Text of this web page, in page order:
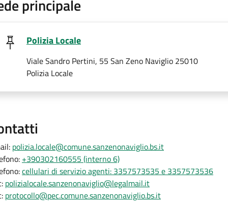
principale
Polizia Locale
Viale Sandro Pertini, 55 San Zeno Naviglio 25010
Polizia Locale
polizia.locale@comune.sanzenonaviglio.bs.it
+390302160555 (interno 6)
cellulari di servizio agenti: 3357573535 e 3357573536
polizialocale.sanzenonaviglio@legalmail.it
protocollo@pec.comune.sanzenonaviglio.bs.it